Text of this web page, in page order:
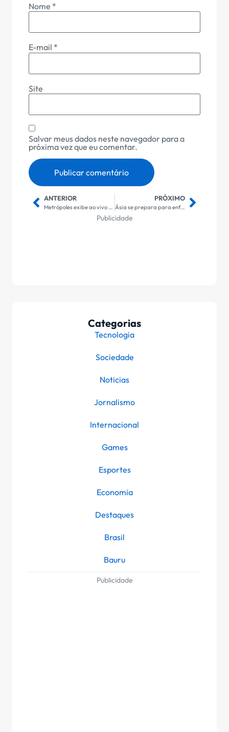
Nome *
E-mail *
Site
Salvar meus dados neste navegador para a
próxima vez que eu comentar.
ANTERIOR
Metrópoles exibe ao vivo Sampaio Corrêa-MA vs Maracanã-CE
PRÓXIMO
Ásia se prepara para enfrentar riscos financeiros globais
Publicidade
Categorias
Tecnologia
Sociedade
Noticias
Jornalismo
Internacional
Games
Esportes
Economia
Destaques
Brasil
Bauru
Publicidade